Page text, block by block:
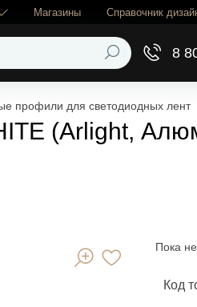
Магазины Справочник
8
профили для светодиодных лент
(Arlight,
Пока
Код